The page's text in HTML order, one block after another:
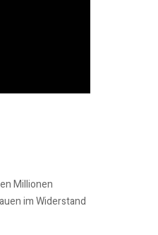
Millionen
im Widerstand